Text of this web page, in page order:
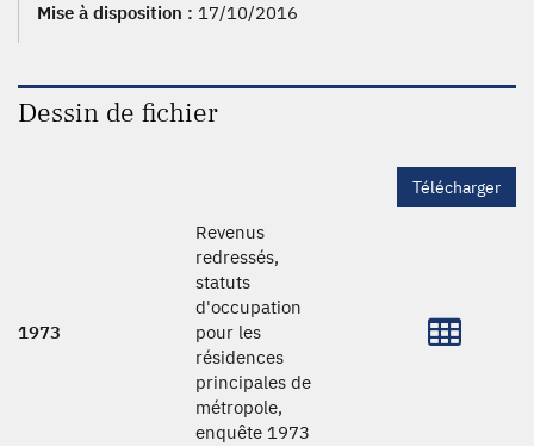
Mise à disposition : 17/10/2016
Dessin de fichier
Télécharger
1973
Revenus
redressés,
statuts
d'occupation
pour les
résidences
principales de
métropole,
enquête 1973